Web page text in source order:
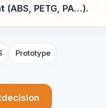
(ABS, PETG, PA…).
Prototype